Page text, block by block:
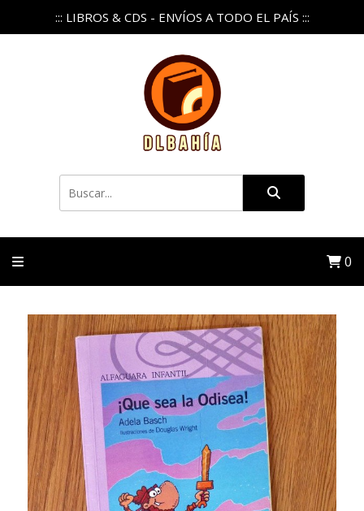
::: LIBROS & CDS - ENVÍOS A TODO EL PAÍS :::
0